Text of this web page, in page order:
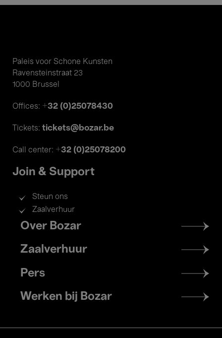
Paleis voor Schone Kunsten
Ravensteinstraat 23
1000 Brussel
Offices: +32 (0)25078430
Tickets: tickets@bozar.be
Call center: +32 (0)25078200
Join & Support
Steun ons
Zaalverhuur
Footer
menu
Over Bozar
Zaalverhuur
Pers
Werken bij Bozar